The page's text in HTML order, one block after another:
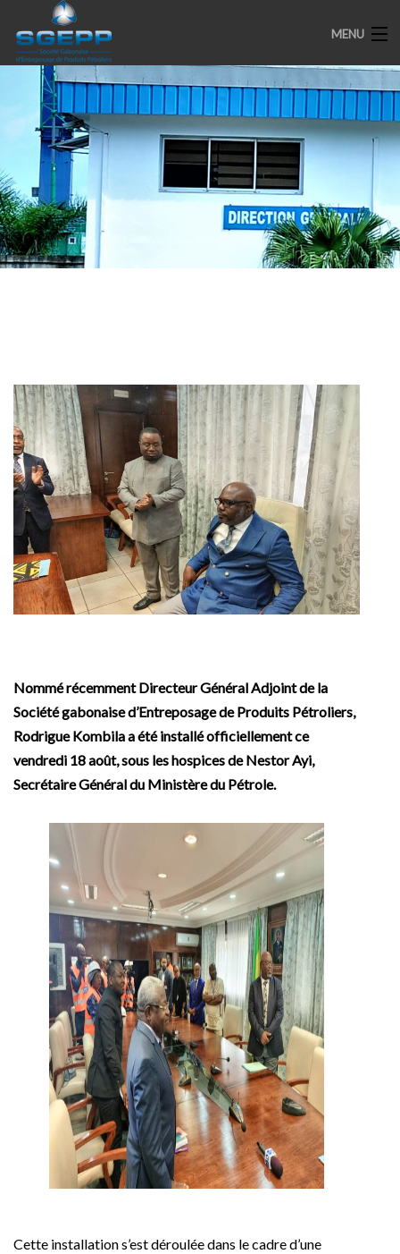
MENU
ACCUEIL
PRESENTATION
ENGAGEMENTS
PARTENAIRES
Nommé récemment Directeur Général Adjoint de la
Société gabonaise d’Entreposage de Produits Pétroliers,
Rodrigue Kombila a été installé officiellement ce
vendredi 18 août, sous les hospices de Nestor Ayi,
Secrétaire Général du Ministère du Pétrole.
Cette installation s’est déroulée dans le cadre d’une